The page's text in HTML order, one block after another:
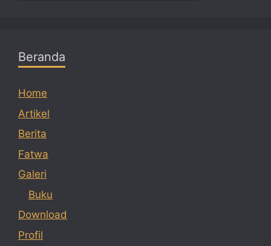
Beranda
Home
Artikel
Berita
Fatwa
Galeri
Buku
Download
Profil